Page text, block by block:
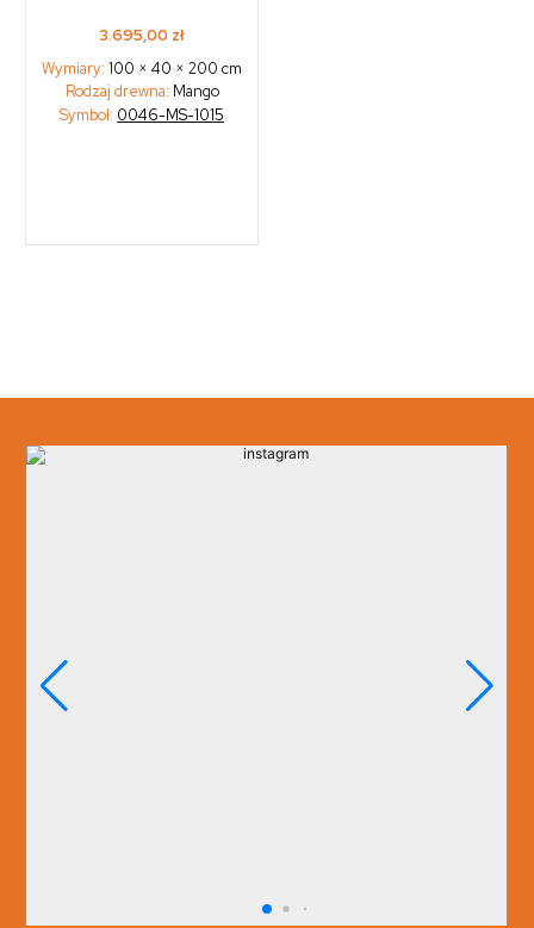
3.695,00 zł
Wymiary:100 × 40 × 200 cm
Rodzaj drewna: Mango
Symbol: 0046-MS-1015